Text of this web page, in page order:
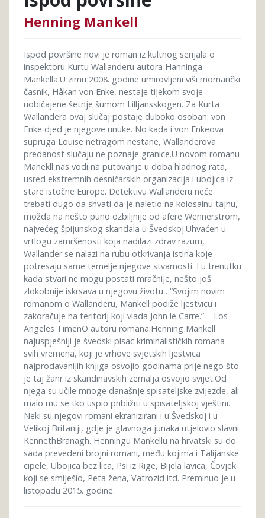
Henning Mankell
Ispod površine novi je roman iz kultnog serijala o
inspektoru Kurtu Wallanderu autora Hanninga
Mankella.U zimu 2008. godine umirovljeni viši mornarički
časnik, Håkan von Enke, nestaje tijekom svoje
uobičajene šetnje šumom Lilljansskogen. Za Kurta
Wallandera ovaj slučaj postaje duboko osoban: von
Enke djed je njegove unuke. No kada i von Enkeova
supruga Louise netragom nestane, Wallanderova
predanost slučaju ne poznaje granice.U novom romanu
Manekll nas vodi na putovanje u doba hladnog rata,
usred ekstremnih desničarskih organizacija i ubojica iz
stare istočne Europe. Detektivu Wallanderu neće
trebati dugo da shvati da je naletio na kolosalnu tajnu,
možda na nešto puno ozbiljnije od afere Wennerström,
najvećeg špijunskog skandala u Švedskoj.Uhvaćen u
vrtlogu zamršenosti koja nadilazi zdrav razum,
Wallander se nalazi na rubu otkrivanja istina koje
potresaju same temelje njegove stvarnosti. I u trenutku
kada stvari ne mogu postati mračnije, nešto još
zlokobnije iskrsava u njegovu životu…“Svojim novim
romanom o Wallanderu, Mankell podiže ljestvicu i
zakoračuje na teritorij koji vlada John le Carre.” – Los
Angeles TimenO autoru romana:Henning Mankell
najuspješniji je švedski pisac kriminalističkih romana
svih vremena, koji je vrhove svjetskih ljestvica
najprodavanijih knjiga osvojio godinama prije nego što
je taj žanr iz skandinavskih zemalja osvojio svijet.Od
njega su učile mnoge današnje spisateljske zvijezde, ali
malo mu se tko uspio približiti u spisateljskoj vještini.
Neki su njegovi romani ekranizirani i u Švedskoj i u
Velikoj Britaniji, gdje je glavnoga junaka utjelovio slavni
KennethBranagh. Henningu Mankellu na hrvatski su do
sada prevedeni brojni romani, među kojima i Talijanske
cipele, Ubojica bez lica, Psi iz Rige, Bijela lavica, Čovjek
koji se smiješio, Peta žena, Vatrozid itd. Preminuo je u
listopadu 2015. godine.